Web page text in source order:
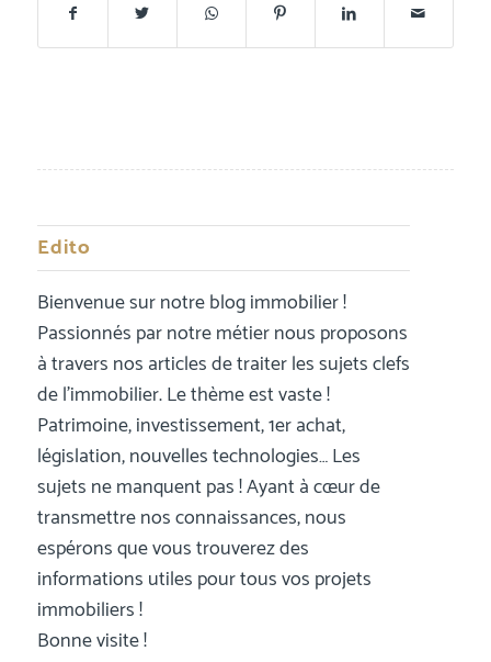
Edito
Bienvenue sur notre blog immobilier !
Passionnés par notre métier nous proposons
à travers nos articles de traiter les sujets clefs
de l’immobilier. Le thème est vaste !
Patrimoine, investissement, 1er achat,
législation, nouvelles technologies… Les
sujets ne manquent pas ! Ayant à cœur de
transmettre nos connaissances, nous
espérons que vous trouverez des
informations utiles pour tous vos projets
immobiliers !
Bonne visite !